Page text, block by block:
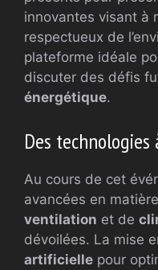
innovantes visant à
respectueux de
plateforme idéale
discuter des défis
énergétique.
Des
Au cours de cet
avancées en
ventilation et de
dévoilées. La mise
artificielle pour